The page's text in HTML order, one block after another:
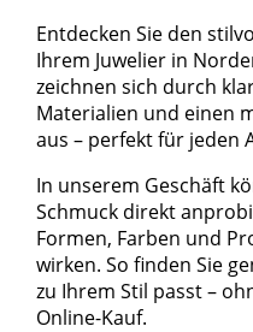
Entdecken Sie den
Ihrem Juwelier in
zeichnen sich durch
Materialien und einen
aus – perfekt für jeden
In unserem Geschäft
Schmuck direkt
Formen, Farben und
wirken. So finden Sie
zu Ihrem Stil passt –
Online-Kauf.